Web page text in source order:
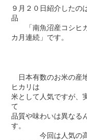
９月２０日紹介したの
「南魚沼産コシヒ
カ月連続」です。
日本有数のお米の産
ヒカリ
米として人気ですが、
て 地
品質や味わいは異なる
今回は人気の高い